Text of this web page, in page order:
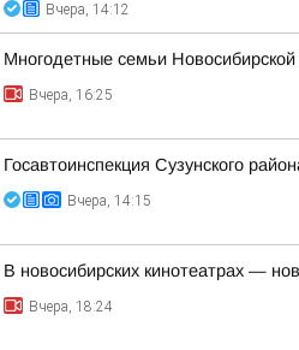
Вчера, 14:12
Многодетные семьи
Вчера, 16:25
Госавтоинспекция Сузунского
Вчера, 14:15
В новосибирских кинотеатрах —
Вчера, 18:24